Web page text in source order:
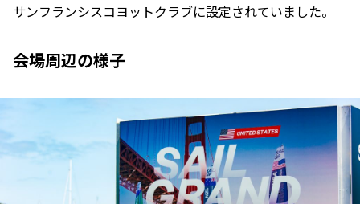
サンフランシスコヨットクラブに設定されていました。
会場周辺の様子